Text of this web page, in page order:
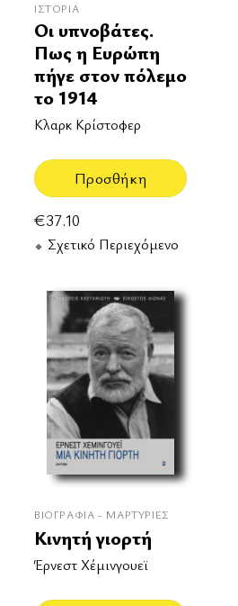
ΙΣΤΟΡΊΑ
Οι υπνοβάτες.
Πως η Ευρώπη
πήγε στον πόλεμο
το 1914
Κλαρκ Κρίστοφερ
Προσθήκη
€37.10
Σχετικό Περιεχόμενο
ΒΙΟΓΡΑΦΊΑ - ΜΑΡΤΥΡΊΕΣ
Κινητή γιορτή
Έρνεστ Χέμινγουεϊ